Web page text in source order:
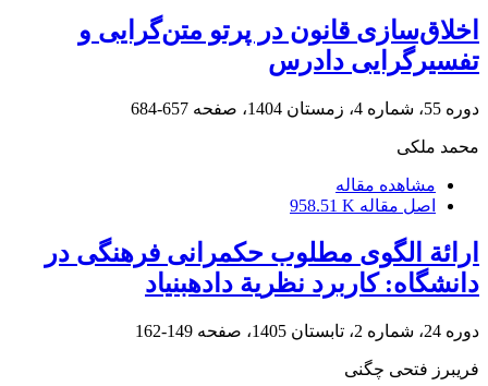
اخلاق‌سازی قانون در پرتو متن‌گرایی و
تفسیر‌گرایی دادرس
دوره 55، شماره 4، زمستان 1404، صفحه 657-684
محمد ملکی
مشاهده مقاله
اصل مقاله 958.51 K
ارائة الگوی مطلوب حکمرانی فرهنگی در
دانشگاه: کاربرد نظریة داده‏بنیاد
دوره 24، شماره 2، تابستان 1405، صفحه 149-162
فریبرز فتحی چگنی